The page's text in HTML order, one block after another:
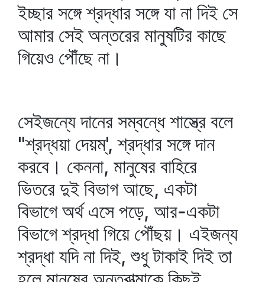
ইচ্ছার সঙ্গে শ্রদ্ধার সঙ্গে যা না দিই সে
আমার সেই অন্তরের মানুষটির কাছে
গিয়েও পৌঁছে না।
সেইজন্যে দানের সম্বন্ধে শাস্ত্রে বলে
"শ্রদ্ধয়া দেয়ম্‌', শ্রদ্ধার সঙ্গে দান
করবে। কেননা, মানুষের বাহিরে
ভিতরে দুই বিভাগ আছে, একটা
বিভাগে অর্থ এসে পড়ে, আর-একটা
বিভাগে শ্রদ্ধা গিয়ে পৌঁছয়। এইজন্য
শ্রদ্ধা যদি না দিই, শুধু টাকাই দিই তা